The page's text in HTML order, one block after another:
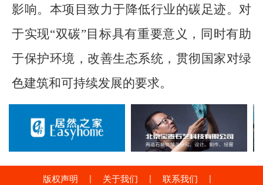
影响。本项目致力于降低行业的碳足迹。对
于实现“双碳”目标具有重要意义，同时有助
于保护环境，改善生态系统，贯彻国家对绿
色建筑和可持续发展的要求。
版权声明 | 关于我们 | 联系我们 |